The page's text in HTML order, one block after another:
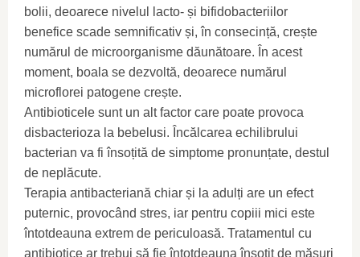
bolii, deoarece nivelul lacto- și bifidobacteriilor
benefice scade semnificativ și, în consecință, crește
numărul de microorganisme dăunătoare. În acest
moment, boala se dezvoltă, deoarece numărul
microflorei patogene crește.
Antibioticele sunt un alt factor care poate provoca
disbacterioza la bebelusi. Încălcarea echilibrului
bacterian va fi însoțită de simptome pronunțate, destul
de neplăcute.
Terapia antibacteriană chiar și la adulți are un efect
puternic, provocând stres, iar pentru copiii mici este
întotdeauna extrem de periculoasă. Tratamentul cu
antibiotice ar trebui să fie întotdeauna însoțit de măsuri